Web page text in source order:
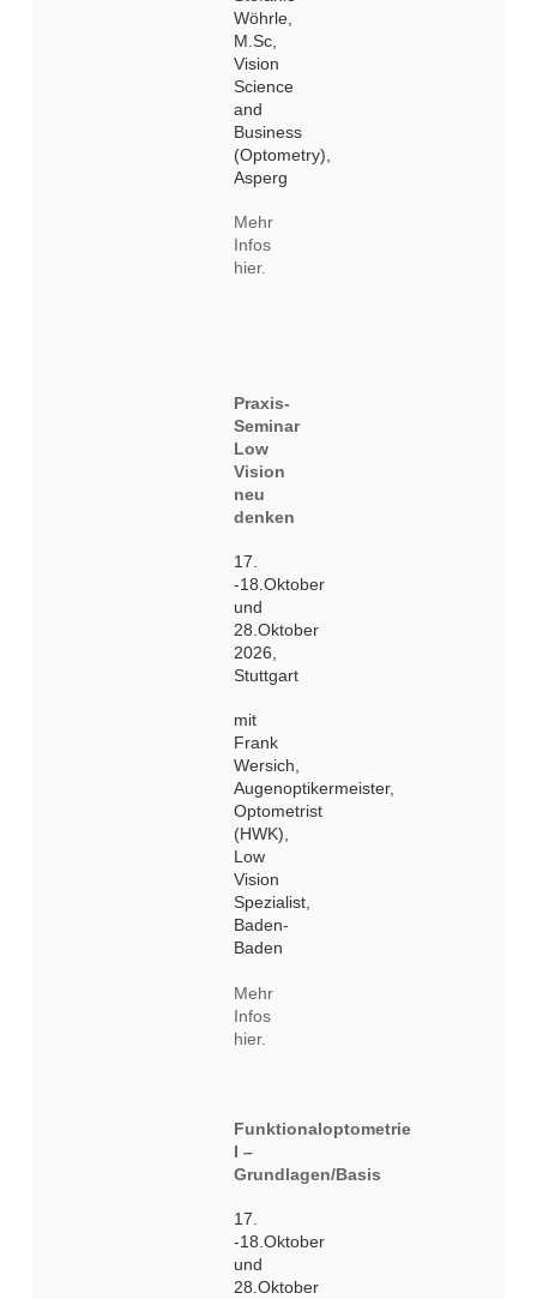
Wöhrle,
M.Sc,
Vision
Science
and
Business
(Optometry),
Asperg
Mehr
Infos
hier.
Praxis-
Seminar
Low
Vision
neu
denken
17.
-18.Oktober
und
28.Oktober
2026,
Stuttgart
mit
Frank
Wersich,
Augenoptikermeister,
Optometrist
(HWK),
Low
Vision
Spezialist,
Baden-
Baden
Mehr
Infos
hier.
Funktionaloptometrie
I –
Grundlagen/Basis
17.
-18.Oktober
und
28.Oktober